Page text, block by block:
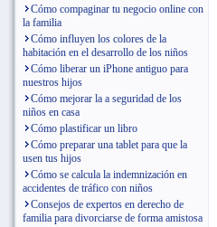
Cómo compaginar tu negocio online con
la familia
Cómo influyen los colores de la
habitación en el desarrollo de los niños
Cómo liberar un iPhone antiguo para
nuestros hijos
Cómo mejorar la a seguridad de los
niños en casa
Cómo plastificar un libro
Cómo preparar una tablet para que la
usen tus hijos
Cómo se calcula la indemnización en
accidentes de tráfico con niños
Consejos de expertos en derecho de
familia para divorciarse de forma amistosa